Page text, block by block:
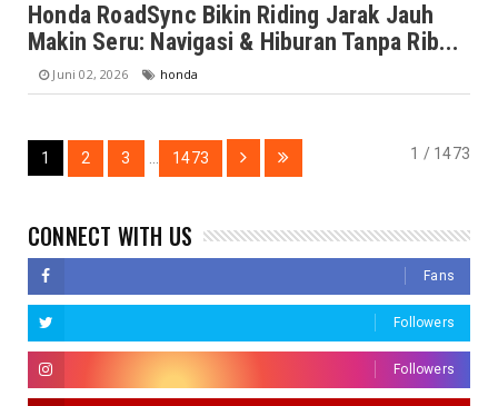
Honda RoadSync Bikin Riding Jarak Jauh
Makin Seru: Navigasi & Hiburan Tanpa Rib...
Juni 02, 2026 honda
1 / 1473
1 2 3 ... 1473
CONNECT WITH US
Fans
Followers
Followers